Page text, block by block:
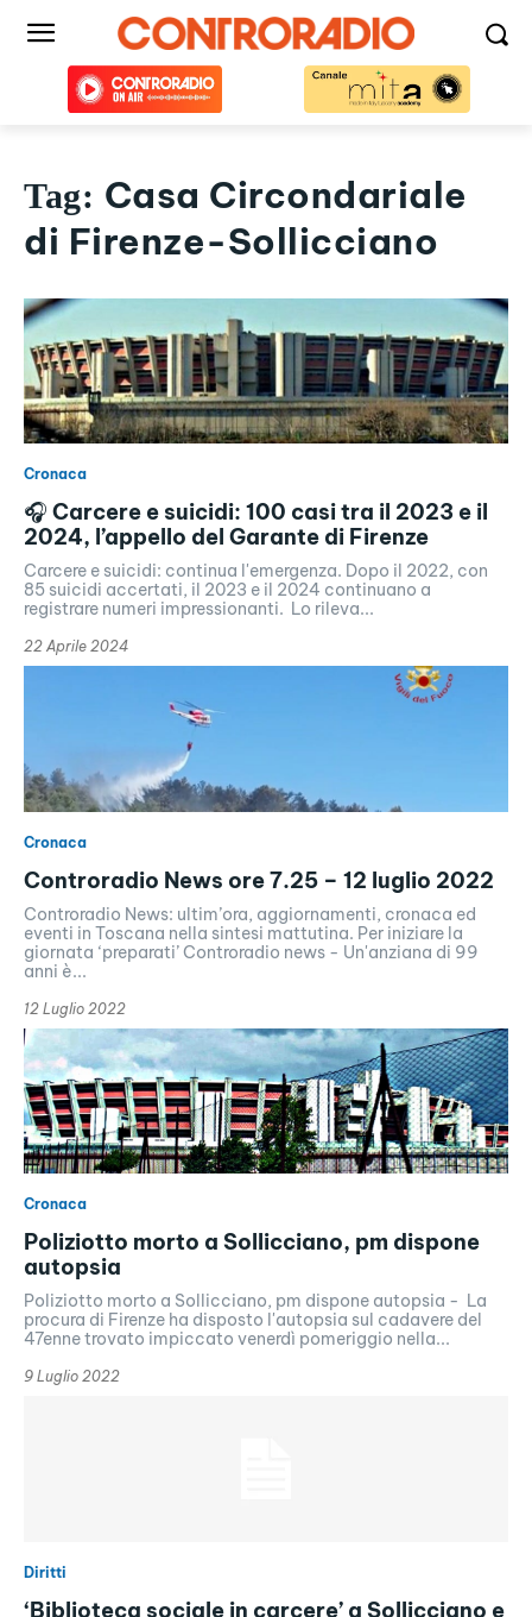
Tag: Casa Circondariale
di Firenze-Sollicciano
Cronaca
🎧 Carcere e suicidi: 100 casi tra il 2023 e il
2024, l’appello del Garante di Firenze
Carcere e suicidi: continua l'emergenza. Dopo il 2022, con
85 suicidi accertati, il 2023 e il 2024 continuano a
registrare numeri impressionanti. Lo rileva...
22 Aprile 2024
Cronaca
Controradio News ore 7.25 – 12 luglio 2022
Controradio News: ultim’ora, aggiornamenti, cronaca ed
eventi in Toscana nella sintesi mattutina. Per iniziare la
giornata ‘preparati’ Controradio news - Un'anziana di 99
anni è...
12 Luglio 2022
Cronaca
Poliziotto morto a Sollicciano, pm dispone
autopsia
Poliziotto morto a Sollicciano, pm dispone autopsia - La
procura di Firenze ha disposto l'autopsia sul cadavere del
47enne trovato impiccato venerdì pomeriggio nella...
9 Luglio 2022
Diritti
‘Biblioteca sociale in carcere’ a Sollicciano e